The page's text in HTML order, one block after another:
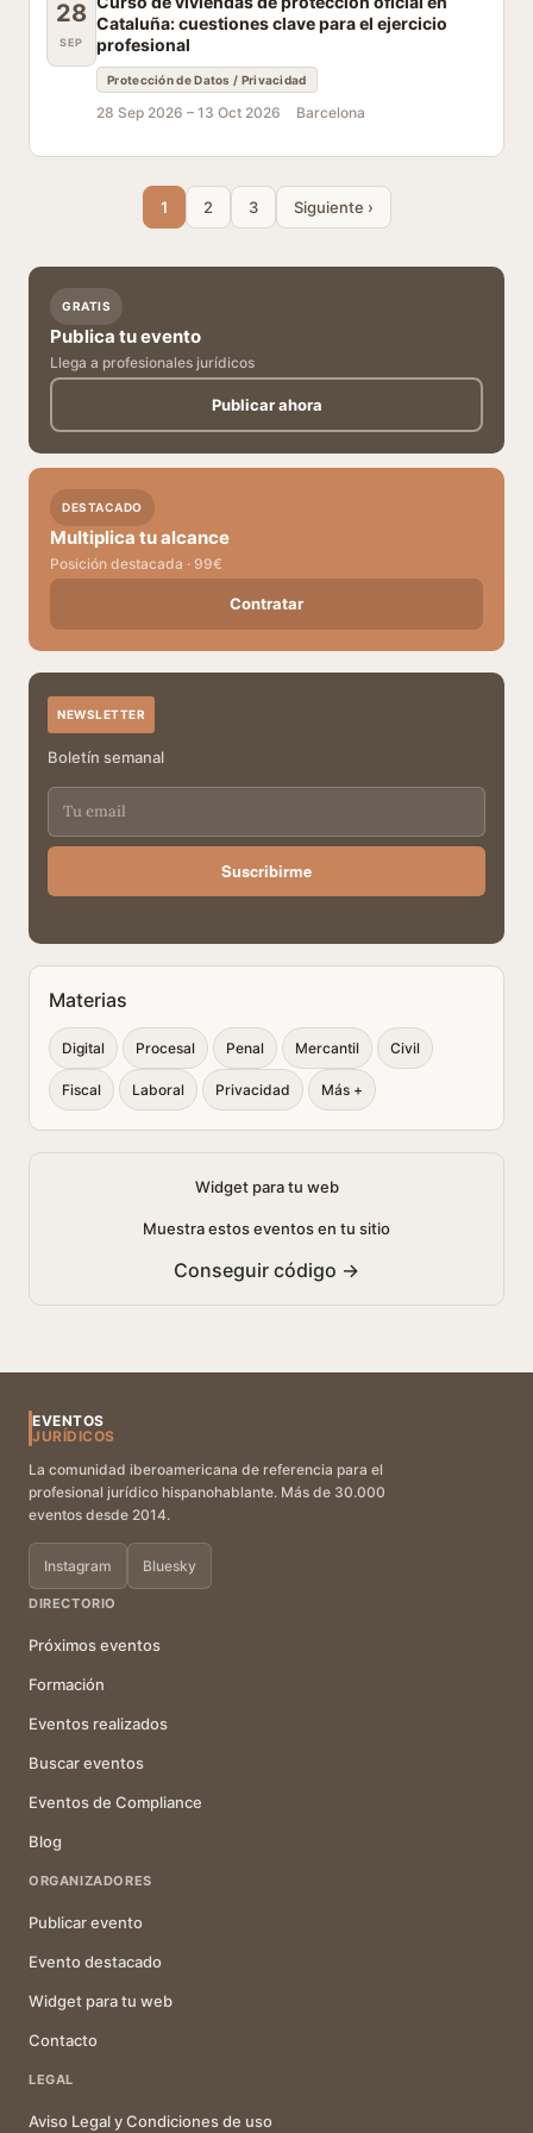
28
SEP
Cataluña: cuestiones clave para el ejercicio
profesional
Protección de Datos / Privacidad
28 Sep 2026 – 13 Oct 2026 Barcelona
1 2 3 Siguiente ›
GRATIS
Publica tu evento
Llega a profesionales jurídicos
Publicar ahora
DESTACADO
Multiplica tu alcance
Posición destacada · 99€
Contratar
NEWSLETTER
Boletín semanal
Suscribirme
Materias
Digital Procesal Penal Mercantil Civil
Fiscal Laboral Privacidad Más +
Widget para tu web
Muestra estos eventos en tu sitio
Conseguir código →
EVENTOS
JURÍDICOS
La comunidad iberoamericana de referencia para el
profesional jurídico hispanohablante. Más de 30.000
eventos desde 2014.
Instagram Bluesky
DIRECTORIO
Próximos eventos
Formación
Eventos realizados
Buscar eventos
Eventos de Compliance
Blog
ORGANIZADORES
Publicar evento
Evento destacado
Widget para tu web
Contacto
LEGAL
Aviso Legal y Condiciones de uso